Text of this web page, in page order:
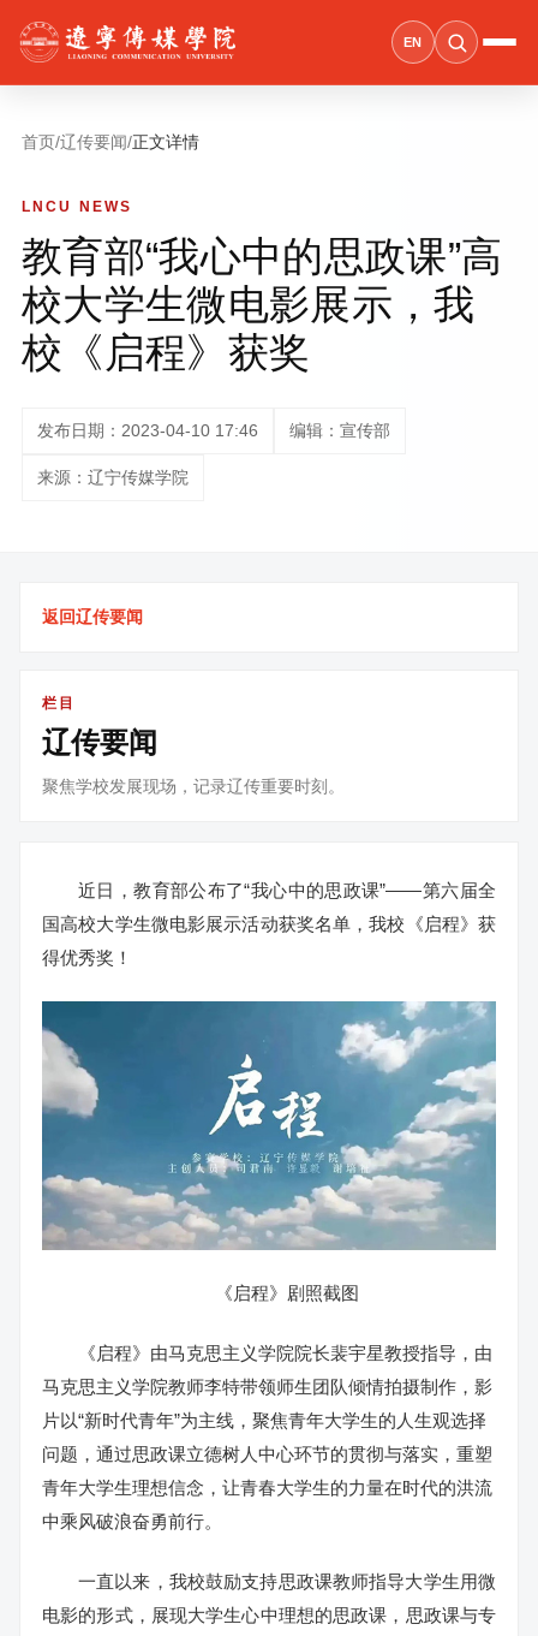
EN
首页/辽传要闻/正文详情
LNCU NEWS
教育部“我心中的思政课”高
校大学生微电影展示，我
校《启程》获奖
发布日期：2023-04-10 17:46 编辑：宣传部
来源：辽宁传媒学院
返回辽传要闻
栏目
辽传要闻
聚焦学校发展现场，记录辽传重要时刻。
近日，教育部公布了“我心中的思政课”——第六届全
国高校大学生微电影展示活动获奖名单，我校《启程》获
得优秀奖！
《启程》剧照截图
《启程》由马克思主义学院院长裴宇星教授指导，由
马克思主义学院教师李特带领师生团队倾情拍摄制作，影
片以“新时代青年”为主线，聚焦青年大学生的人生观选择
问题，通过思政课立德树人中心环节的贯彻与落实，重塑
青年大学生理想信念，让青春大学生的力量在时代的洪流
中乘风破浪奋勇前行。
一直以来，我校鼓励支持思政课教师指导大学生用微
电影的形式，展现大学生心中理想的思政课，思政课与专